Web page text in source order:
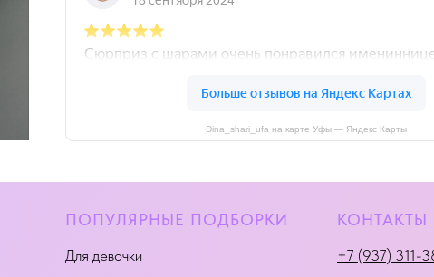
Dina_shari_ufa на карте Уфы — Яндекс Карты
ПОПУЛЯРНЫЕ ПОДБОРКИ
Для девочки
КОНТАКТЫ
+7 (937) 311-